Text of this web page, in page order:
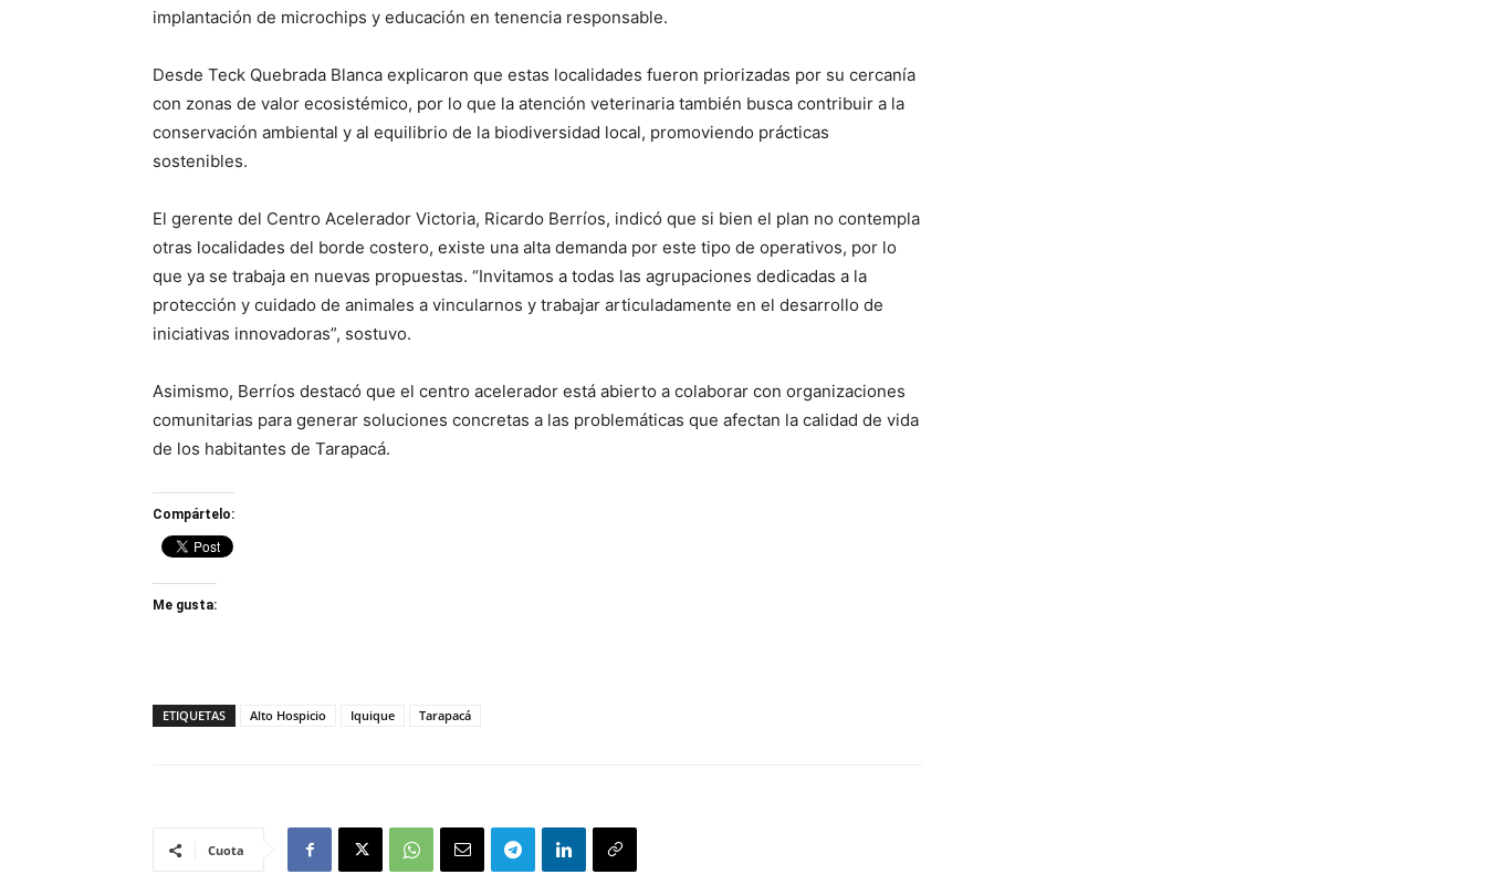
implantación de microchips y educación en tenencia responsable.
Desde Teck Quebrada Blanca explicaron que estas localidades fueron priorizadas por su cercanía
con zonas de valor ecosistémico, por lo que la atención veterinaria también busca contribuir a la
conservación ambiental y al equilibrio de la biodiversidad local, promoviendo prácticas
sostenibles.
El gerente del Centro Acelerador Victoria, Ricardo Berríos, indicó que si bien el plan no contempla
otras localidades del borde costero, existe una alta demanda por este tipo de operativos, por lo
que ya se trabaja en nuevas propuestas. “Invitamos a todas las agrupaciones dedicadas a la
protección y cuidado de animales a vincularnos y trabajar articuladamente en el desarrollo de
iniciativas innovadoras”, sostuvo.
Asimismo, Berríos destacó que el centro acelerador está abierto a colaborar con organizaciones
comunitarias para generar soluciones concretas a las problemáticas que afectan la calidad de vida
de los habitantes de Tarapacá.
Compártelo:
Me gusta:
ETIQUETAS Alto Hospicio Iquique Tarapacá
Cuota